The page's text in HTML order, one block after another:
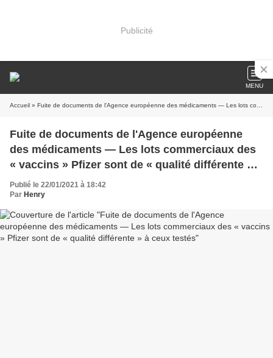
Publicité
MENU
Accueil » Fuite de documents de l'Agence européenne des médicaments — Les lots commerciaux des « vaccins » Pfizer sont de « qualité différente » à ceux testés
Fuite de documents de l'Agence européenne
des médicaments — Les lots commerciaux des
« vaccins » Pfizer sont de « qualité différente » à
ceux testés
Publié le 22/01/2021 à 18:42
Par Henry